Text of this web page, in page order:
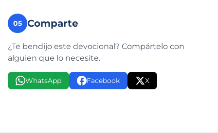
05 Comparte
¿Te bendijo este devocional? Compártelo con
alguien que lo necesite.
WhatsApp Facebook X